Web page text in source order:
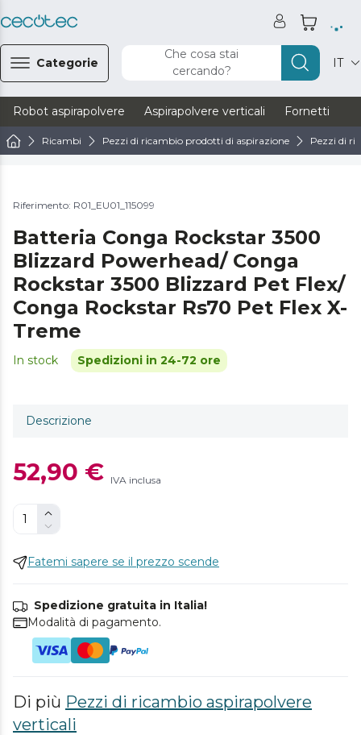
Categorie
Che cosa stai
cercando?
IT
Robot aspirapolvere Aspirapolvere verticali Fornetti
Ricambi Pezzi di ricambio prodotti di aspirazione Pezzi di
Riferimento: R01_EU01_115099
Batteria Conga Rockstar 3500
Blizzard Powerhead/ Conga
Rockstar 3500 Blizzard Pet Flex/
Conga Rockstar Rs70 Pet Flex X-
Treme
In stock Spedizioni in 24-72 ore
Descrizione
52,90 € IVA inclusa
Fatemi sapere se il prezzo scende
Spedizione gratuita in Italia!
Modalità di pagamento.
Di più Pezzi di ricambio aspirapolvere
verticali